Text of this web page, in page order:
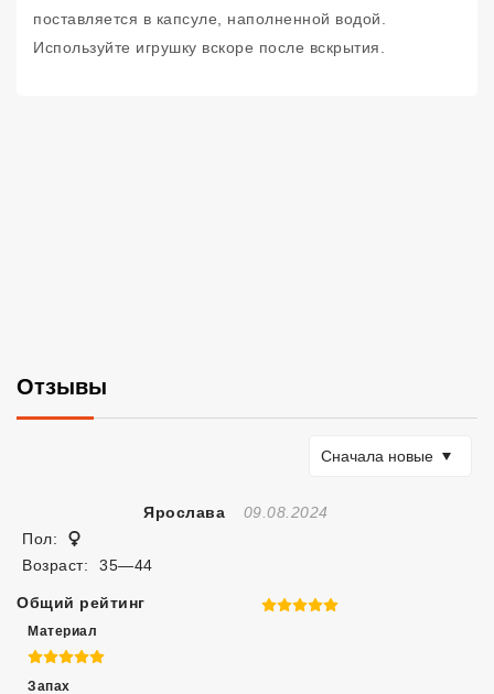
поставляется в капсуле, наполненной водой.
Используйте игрушку вскоре после вскрытия.
Отзывы
Сортировать по
Сначала новые
Ярослава Отзыв Создан
09.08.2024
Пол:
Возраст:
35—44
Общий рейтинг 5 из 5
Материал
5 из 5
Запах